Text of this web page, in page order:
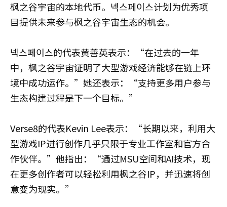
枫之谷宇宙的本地代币。넥스페이스计划为优秀项
目提供未来参与枫之谷宇宙生态的机会。
넥스페이스的代表黄善英表示：“在过去的一年
中，枫之谷宇宙证明了大型游戏经济能够在链上环
境中成功运作。”她还表示：“支持更多用户参与
生态构建过程是下一个目标。”
Verse8的代表Kevin Lee表示：“长期以来，利用大
型游戏IP进行创作几乎只限于专业工作室和官方合
作伙伴。”他指出：“通过MSU空间和AI技术，现
在更多创作者可以轻松利用枫之谷IP，并迅速将创
意变为现实。”